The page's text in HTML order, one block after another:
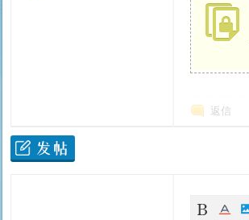
返信